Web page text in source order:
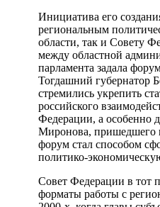
Инициатива его
региональным
области, так и Совету
между областной
парламента задала
Тогдашний губернатор
стремились укрепить
российского
Федерации, а особенно
Миронова, пришедшего
форум стал способом
политико-
Совет Федерации в тот
форматы работы с